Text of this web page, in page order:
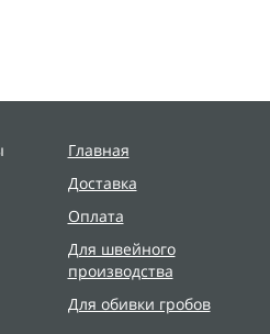
Главная
Доставка
Оплата
Для швейного
производства
Для обивки гробов